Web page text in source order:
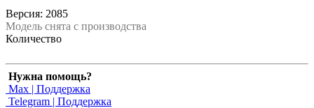
Версия: 2085
Модель снята с производства
Количество
Нужна помощь?
Max | Поддержка
Telegram | Поддержка